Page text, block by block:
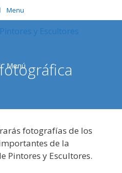
Menu
Menú
fotografías de los
de la
Pintores y Escultores.